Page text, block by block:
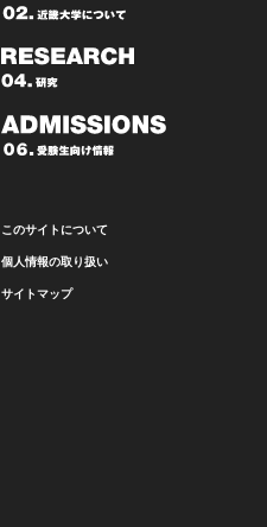
このサイトについて
個人情報の取り扱い
サイトマップ